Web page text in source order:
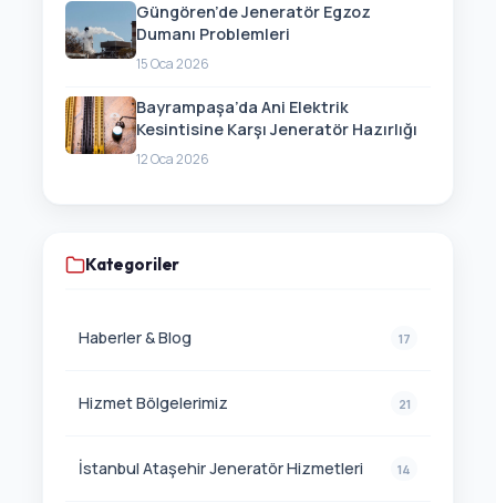
Güngören’de Jeneratör Egzoz
Dumanı Problemleri
15 Oca 2026
Bayrampaşa’da Ani Elektrik
Kesintisine Karşı Jeneratör Hazırlığı
12 Oca 2026
Kategoriler
Haberler & Blog 17
Hizmet Bölgelerimiz 21
İstanbul Ataşehir Jeneratör Hizmetleri 14